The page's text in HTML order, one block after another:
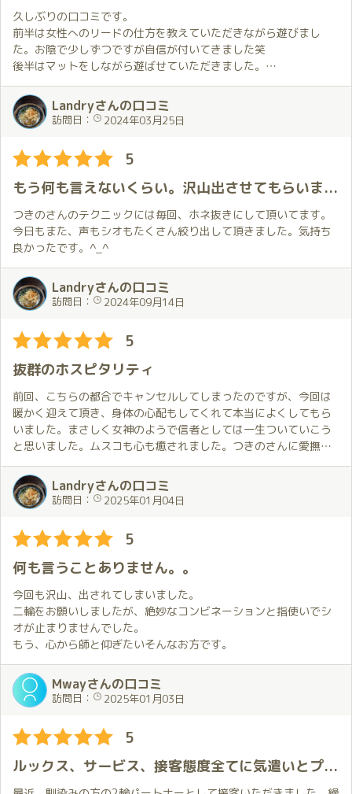
久しぶりの口コミです。
前半は女性へのリードの仕方を教えていただきながら遊びまし
た。お陰で少しずつですが自信が付いてきました笑
後半はマットをしながら遊ばせていただきました。
その中で、つきのさんからいろんなお話を聞かせていただきます
が、いろんな話題を話して頂いて飽きが来ません笑 いつも興味
深く聞かせてもらってます。
また遊びに行かせていただきます。
Landryさんの口コミ
訪問日： 2024年03月25日
5
もう何も言えないくらい。沢山出させてもらいました。満足です。
つきのさんのテクニックには毎回、ホネ抜きにして頂いてます。
今日もまた、声もシオもたくさん絞り出して頂きました。気持ち
良かったです。^_^
Landryさんの口コミ
訪問日： 2024年09月14日
5
抜群のホスピタリティ
前回、こちらの都合でキャンセルしてしまったのですが、今回は
暖かく迎えて頂き、身体の心配もしてくれて本当によくしてもら
いました。まさしく女神のようで信者としては一生ついていこう
と思いました。ムスコも心も癒されました。つきのさんに愛撫し
て頂くと元気が出て、ホント。頑張っていこうと思えます。出逢
えたことが自分にとっても大切な経験です。また、遊ばせて頂き
ますね。^_^
Landryさんの口コミ
訪問日： 2025年01月04日
5
何も言うことありません。。
今回も沢山、出されてしまいました。
二輪をお願いしましたが、絶妙なコンビネーションと指使いでシ
オが止まりませんでした。
もう、心から師と仰ぎたいそんなお方です。
Mwayさんの口コミ
訪問日： 2025年01月03日
5
ルックス、サービス、接客態度全てに気遣いとプロ意識を感じる、さすがはランカーと感服